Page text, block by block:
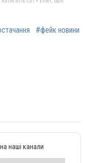
#фейк новини
наші канали